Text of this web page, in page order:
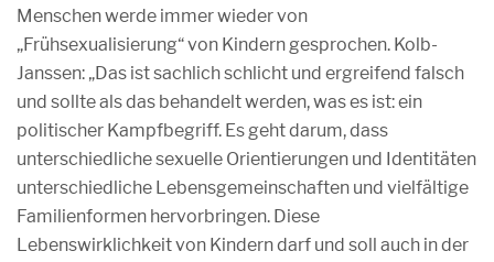
Menschen werde immer wieder von
„Frühsexualisierung“ von Kindern gesprochen. Kolb-
Janssen: „Das ist sachlich schlicht und ergreifend falsch
und sollte als das behandelt werden, was es ist: ein
politischer Kampfbegriff. Es geht darum, dass
unterschiedliche sexuelle Orientierungen und Identitäten
unterschiedliche Lebensgemeinschaften und vielfältige
Familienformen hervorbringen. Diese
Lebenswirklichkeit von Kindern darf und soll auch in der